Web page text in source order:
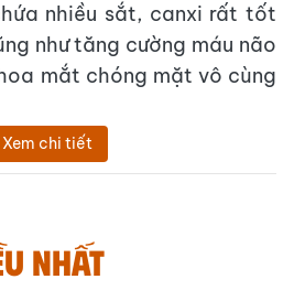
nhiều sắt, canxi rất tốt
như tăng cường máu não
mắt chóng mặt vô cùng
Xem chi tiết
nhất